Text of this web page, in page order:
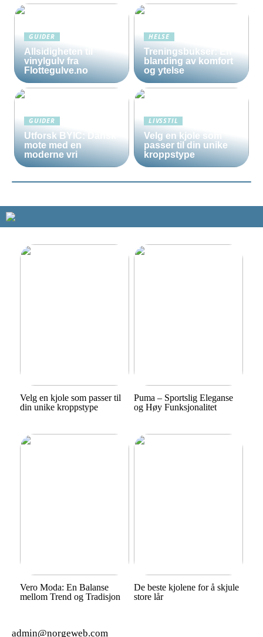
GUIDER
Allsidigheten til
vinylgulv fra
Flottegulve.no
HELSE
Treningsbukser: En
blanding av komfort
og ytelse
GUIDER
Utforsk BYIC: Dansk
mote med en
moderne vri
LIVSSTIL
Velg en kjole som
passer til din unike
kroppstype
Velg en kjole som passer til
din unike kroppstype
Puma – Sportslig Eleganse
og Høy Funksjonalitet
Vero Moda: En Balanse
mellom Trend og Tradisjon
De beste kjolene for å skjule
store lår
admin@norgeweb.com